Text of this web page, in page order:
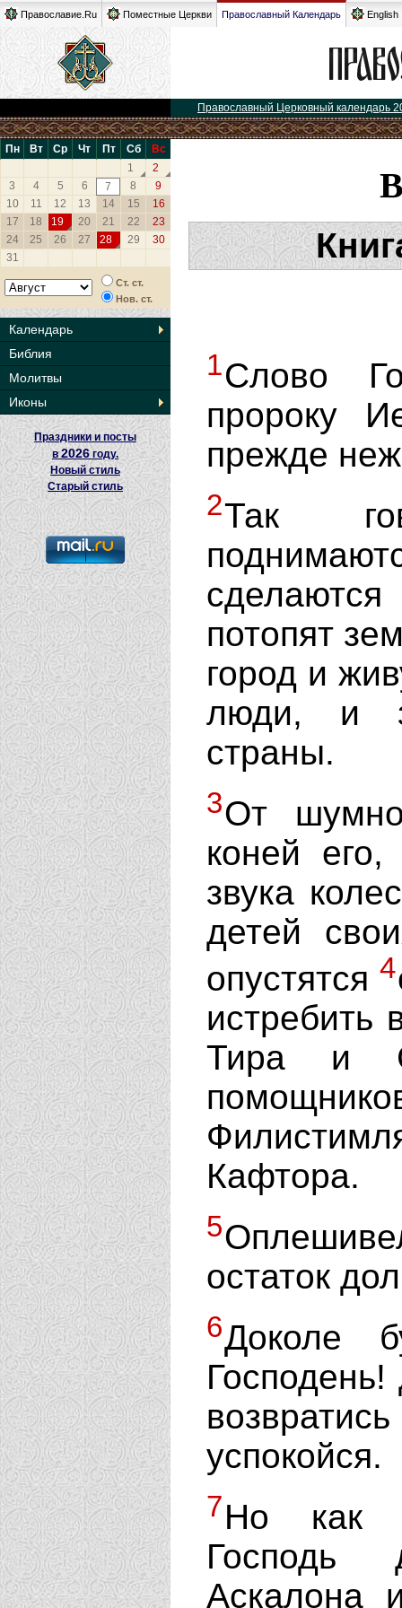
Православие.Ru Поместные Церкви Православный Календарь English
Православный Церковный календарь
Пн Вт Ср Чт Пт Сб
Вс
1
2
3
4 5 6 7 8
9
10
11 12 13 14 15
16
17
18 19 20 21 22
23
24
25 26 27 28 29
30
31
Ст. ст.
Нов. ст.
Календарь
Библия
Молитвы
Иконы
Праздники и посты
в2026 году.
Новый стиль
Старый стиль
1Слово
пророку
прежде
2Так
потопят
город и
люди, и
страны.
3От
коней
звука
детей
опустятся4
истребить
Тира и
Кафтора.
5
остаток
6Доколе
успокойся.
7Но как
Господь
Аскалона